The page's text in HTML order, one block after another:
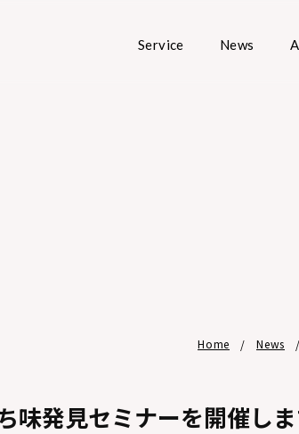
Service News
Home News
発見セミナーを開催しま